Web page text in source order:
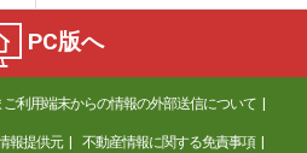
PC版へ
ご利用端末からの情報の外部送信について
報提供元 不動産情報に関する免責事項